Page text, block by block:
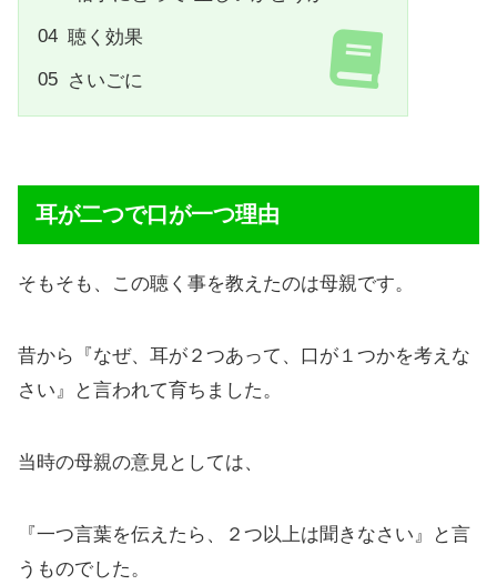
聴く効果
さいごに
耳が二つで口が一つ理由
そもそも、この聴く事を教えたのは母親です。
昔から『なぜ、耳が２つあって、口が１つかを考えな
さい』と言われて育ちました。
当時の母親の意見としては、
『一つ言葉を伝えたら、２つ以上は聞きなさい』と言
うものでした。